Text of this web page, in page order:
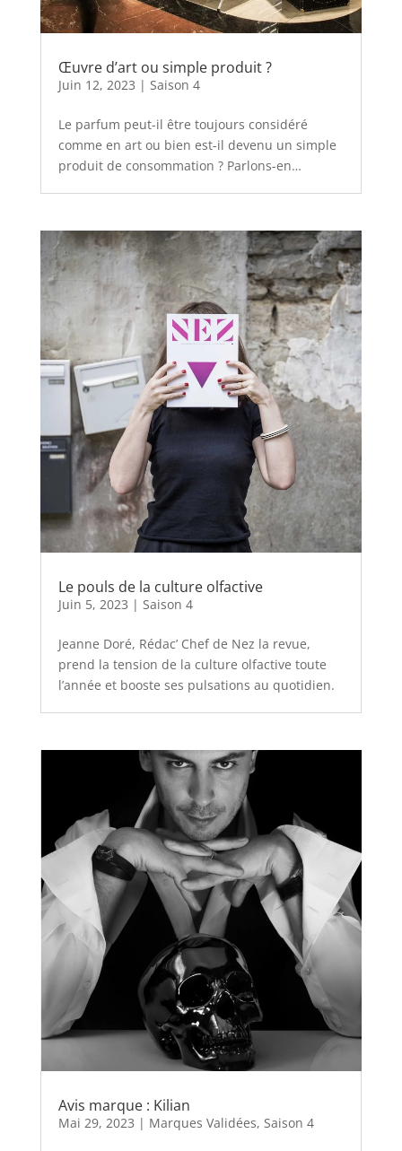
Œuvre d’art ou simple produit ?
Juin 12, 2023 | Saison 4
Le parfum peut-il être toujours considéré
comme en art ou bien est-il devenu un simple
produit de consommation ? Parlons-en…
Le pouls de la culture olfactive
Juin 5, 2023 | Saison 4
Jeanne Doré, Rédac’ Chef de Nez la revue,
prend la tension de la culture olfactive toute
l’année et booste ses pulsations au quotidien.
Avis marque : Kilian
Mai 29, 2023 | Marques Validées, Saison 4